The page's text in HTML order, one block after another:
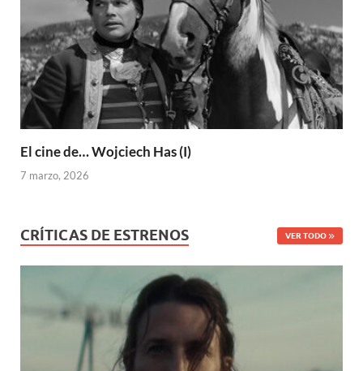
El cine de… Wojciech Has (I)
7 marzo, 2026
CRÍTICAS DE ESTRENOS VER TODO